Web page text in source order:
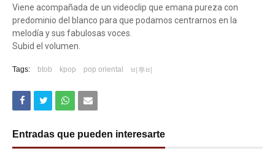
Viene acompañada de un videoclip que emana pureza con
predominio del blanco para que podamos centrarnos en la
melodía y sus fabulosas voces.
Subid el volumen.
Tags: btob kpop pop oriental 비투비
Entradas que pueden interesarte